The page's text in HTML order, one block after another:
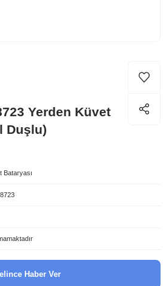
Yerden Küvet
Duşlu)
Bataryası
Haber Ver